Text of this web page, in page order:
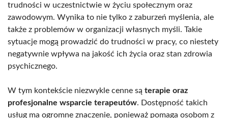
trudności w uczestnictwie w życiu społecznym oraz
zawodowym. Wynika to nie tylko z zaburzeń myślenia, ale
także z problemów w organizacji własnych myśli. Takie
sytuacje mogą prowadzić do trudności w pracy, co niestety
negatywnie wpływa na jakość ich życia oraz stan zdrowia
psychicznego.
W tym kontekście niezwykle cenne są terapie oraz
profesjonalne wsparcie terapeutów. Dostępność takich
usług ma ogromne znaczenie, ponieważ pomaga osobom z